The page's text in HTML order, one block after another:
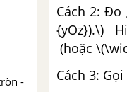
-
Cách 2:
{yOz}).\)
(hoặc
Cách 3: